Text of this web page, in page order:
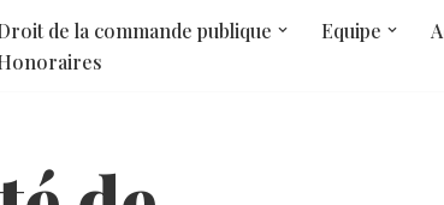
de la commande publique Equipe